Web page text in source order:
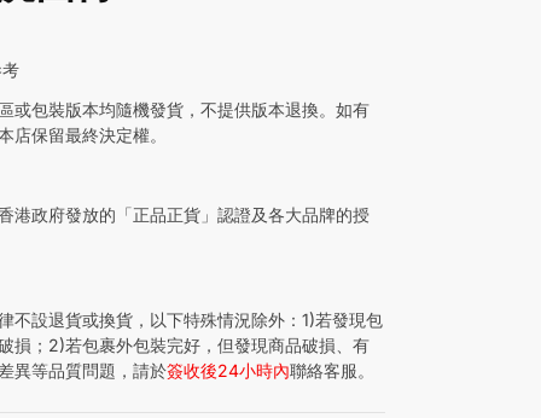
或包裝版本均隨機發貨，不提供版本退換。如有
店保留最終決定權。
港政府發放的「正品正貨」認證及各大品牌的授
不設退貨或換貨，以下特殊情況除外：1)若發現包
損；2)若包裹外包裝完好，但發現商品破損、有
異等品質問題，請於簽收後24小時內聯絡客服。